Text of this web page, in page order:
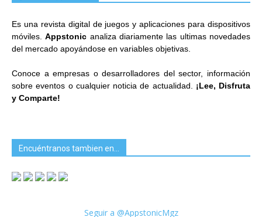
Es una revista digital de juegos y aplicaciones para dispositivos
móviles.Appstonic analiza diariamente las ultimas novedades
del mercado apoyándose en variables objetivas.
Conoce a empresas o desarrolladores del sector, información
sobre eventos o cualquier noticia de actualidad. ¡Lee, Disfruta
y Comparte!
Encuéntranos tambien en…
Seguir a @AppstonicMgz